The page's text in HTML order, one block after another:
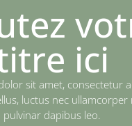
ici
sit amet, consectetur
luctus nec ullamcorper
pulvinar dapibus leo.